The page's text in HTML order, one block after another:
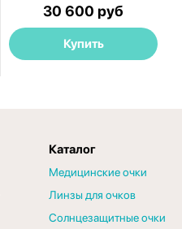
30 600 руб
Купить
Каталог
Медицинские очки
Линзы для очков
Солнцезащитные очки